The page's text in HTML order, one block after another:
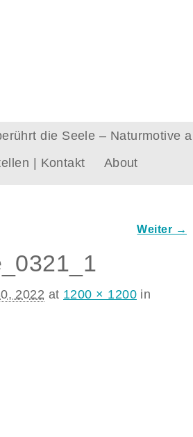
die Seele – Naturmotive
| Kontakt About
Weiter →
2022 at 1200 × 1200in